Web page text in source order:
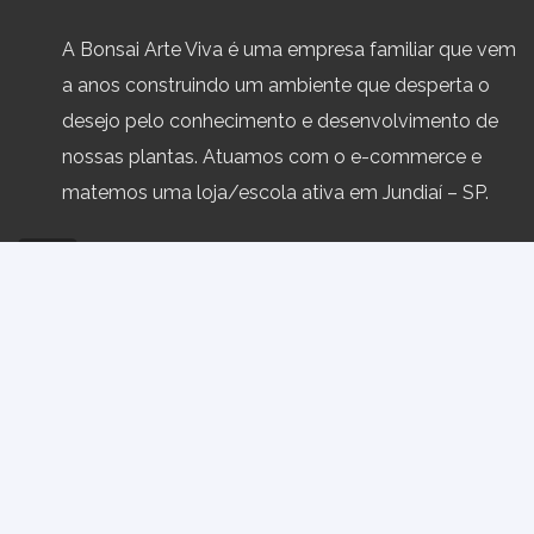
A Bonsai Arte Viva é uma empresa familiar que vem
a anos construindo um ambiente que desperta o
desejo pelo conhecimento e desenvolvimento de
nossas plantas. Atuamos com o e-commerce e
matemos uma loja/escola ativa em Jundiaí – SP.